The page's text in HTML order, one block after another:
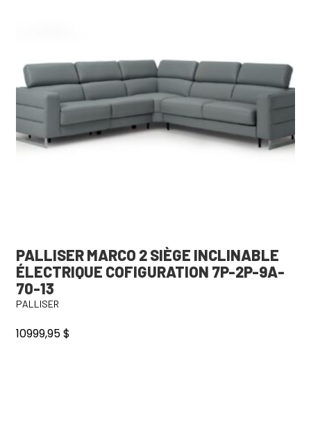
PALLISER MARCO 2 SIÈGE INCLINABLE
ÉLECTRIQUE COFIGURATION 7P-2P-9A-
70-13
PALLISER
10999,95$